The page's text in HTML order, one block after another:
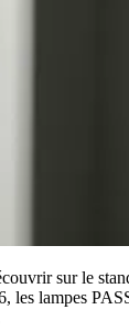
sur le
les lampes